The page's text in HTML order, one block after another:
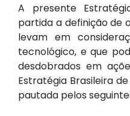
A presente
partida a definição de
levam em
tecnológico, e que
desdobrados em
Estratégia Brasileira
pautada pelos